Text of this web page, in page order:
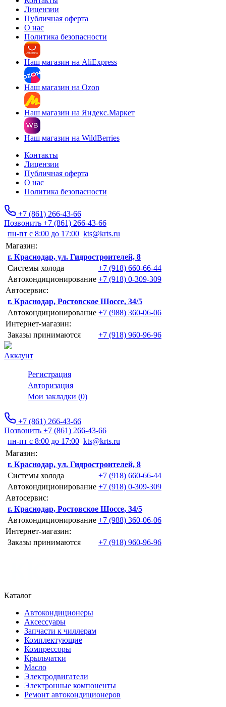
Лицензии
Публичная оферта
О нас
Политика безопасности
Наш магазин на AliExpress
Наш магазин на Ozon
Наш магазин на Яндекс.Маркет
Наш магазин на WildBerries
Контакты
Лицензии
Публичная оферта
О нас
Политика безопасности
+7 (861) 266-43-66
Позвонить +7 (861) 266-43-66
пн-пт с 8:00 до 17:00 kts@krts.ru
Магазин:
г. Краснодар, ул. Гидростроителей, 8
Системы холода
+7 (918) 660-66-44
Автокондиционирование +7 (918) 0-309-309
Автосервис:
г. Краснодар, Ростовское Шоссе, 34/5
Автокондиционирование +7 (988) 360-06-06
Интернет-магазин:
Заказы принимаются
+7 (918) 960-96-96
Аккаунт
Регистрация
Авторизация
Мои закладки (0)
+7 (861) 266-43-66
Позвонить +7 (861) 266-43-66
пн-пт с 8:00 до 17:00 kts@krts.ru
Магазин:
г. Краснодар, ул. Гидростроителей, 8
Системы холода
+7 (918) 660-66-44
Автокондиционирование +7 (918) 0-309-309
Автосервис:
г. Краснодар, Ростовское Шоссе, 34/5
Автокондиционирование +7 (988) 360-06-06
Интернет-магазин:
Заказы принимаются
+7 (918) 960-96-96
Каталог
Автокондиционеры
Аксессуары
Запчасти к чиллерам
Комплектующие
Компрессоры
Крыльчатки
Масло
Электродвигатели
Электронные компоненты
Ремонт автокондиционеров